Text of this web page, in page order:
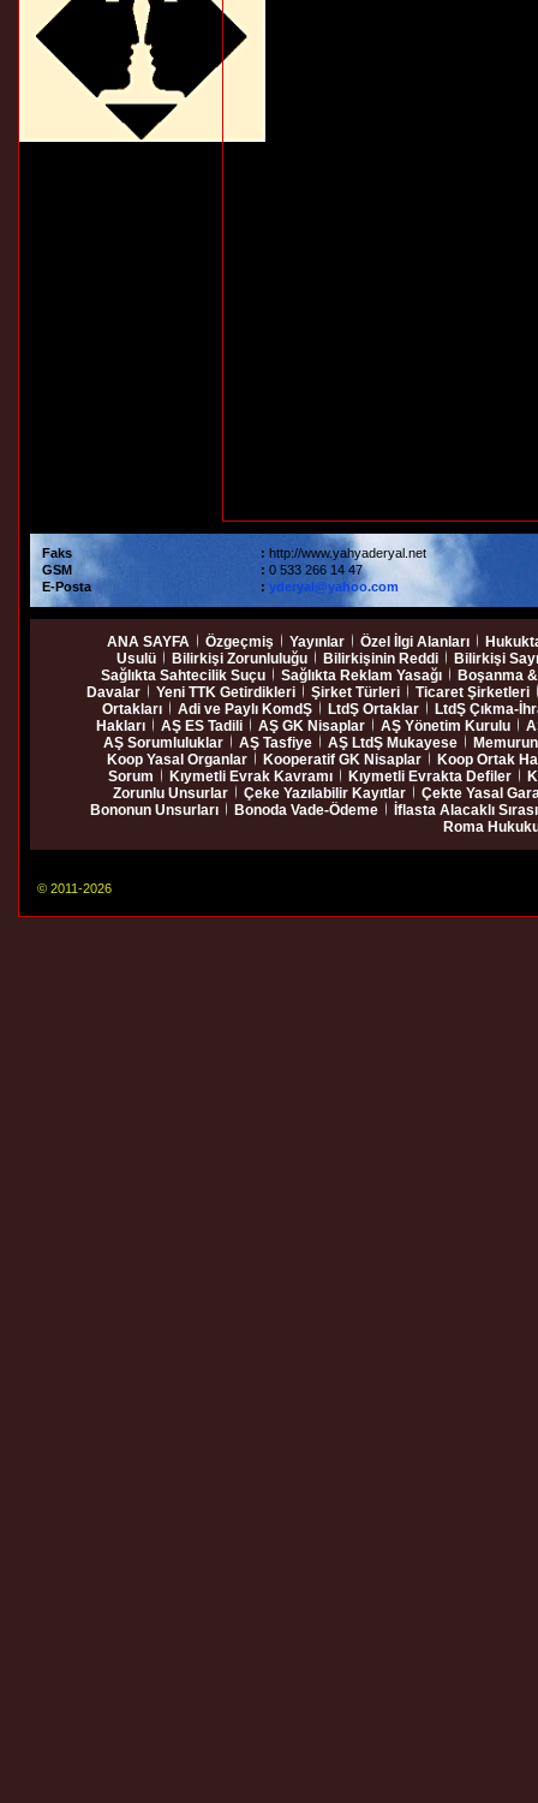
Faks : http://www.yahyaderyal.net
GSM
: 0 533 266 14 47
E-Posta
: yderyal@yahoo.com
ANA SAYFA Özgeçmiş Yayınlar Özel İlgi Alanları
Usulü
Bilirkişi Zorunluluğu Bilirkişinin Reddi
Bilirkişi
Sağlıkta Sahtecilik Suçu
Sağlıkta Reklam Yasağı
Boşanma
Davalar
Yeni TTK Getirdikleri Şirket Türleri
Ticaret Şirketleri
Ortakları
Adi ve Paylı KomdŞ LtdŞ Ortaklar
LtdŞ Çıkma-
Hakları
AŞ ES Tadili AŞ GK Nisaplar AŞ Yönetim Kurulu
AŞ Sorumluluklar
AŞ Tasfiye AŞ LtdŞ Mukayese
Koop Yasal Organlar
Kooperatif GK Nisaplar
Koop Ortak
Sorum
Kıymetli Evrak Kavramı Kıymetli Evrakta Defiler
Zorunlu Unsurlar
Çeke Yazılabilir Kayıtlar
Çekte Yasal
Bononun Unsurları
Bonoda Vade-Ödeme
İflasta Alacaklı Sırası
Roma
© 2011-2026